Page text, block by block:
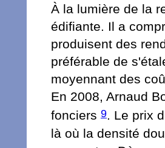
À la lumière de la
édifiante. Il a
produisent des
préférable de
moyennant des
En 2008, Arnaud
fonciers 9. Le prix
là où la densité